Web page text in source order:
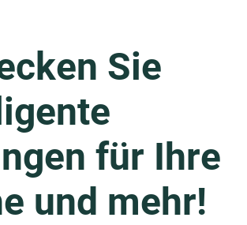
Sie
für Ihre
und mehr!